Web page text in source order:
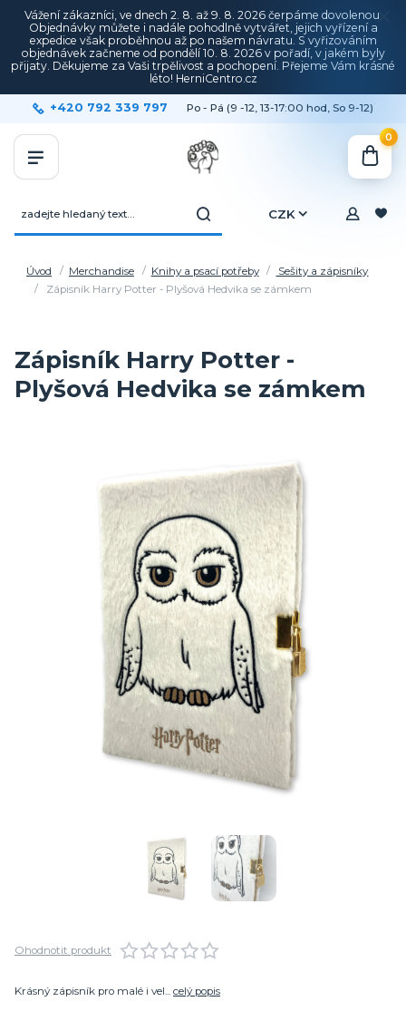
Vážení zákazníci, ve dnech 2. 8. až 9. 8. 2026 čerpáme dovolenou.
Objednávky můžete i nadále pohodlně vytvářet, jejich vyřízení a
expedice však proběhnou až po našem návratu. S vyřizováním
objednávek začneme od pondělí 10. 8. 2026 v pořadí, v jakém byly
přijaty. Děkujeme za Vaši trpělivost a pochopení. Přejeme Vám krásné
léto! HerniCentro.cz
CZK
+420 792 339 797 Po - Pá (9 -12, 13-17:00 hod, So 9-12)
0
Úvod Merchandise Knihy a psací potřeby
Sešity a zápisníky
Zápisník Harry Potter - Plyšová Hedvika se zámkem
Zápisník Harry Potter -
Plyšová Hedvika se zámkem
Ohodnotit produkt
Krásný zápisník pro malé i vel... celý popis